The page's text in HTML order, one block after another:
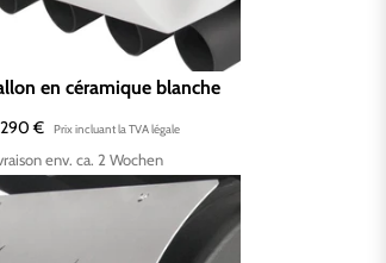
en céramique blanche
€
env. ca. 2 Wochen